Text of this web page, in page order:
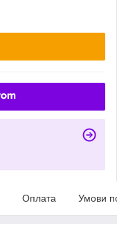
Оплата Умови